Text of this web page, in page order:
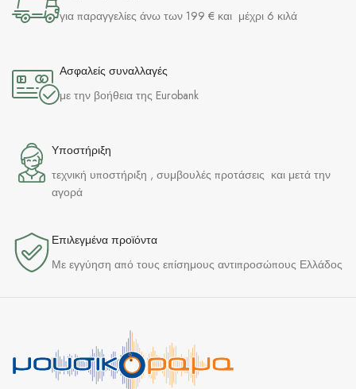
για παραγγελίες άνω των 199 € και μέχρι 6 κιλά
Ασφαλείς συναλλαγές
με την βοήθεια της Eurobank
Υποστήριξη
τεχνική υποστήριξη , συμβουλές προτάσεις και μετά την
αγορά
Επιλεγμένα προϊόντα​
Με εγγύηση από τους επίσημους αντιπροσώπους Ελλάδος